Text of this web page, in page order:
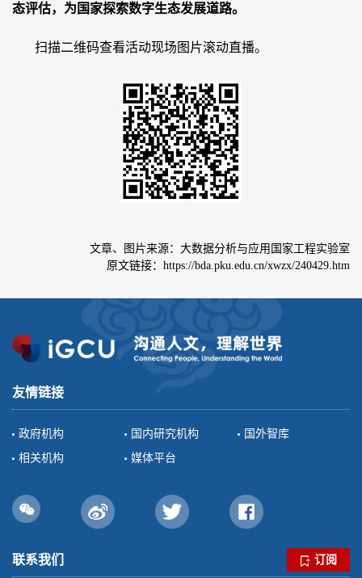
态评估，为国家探索数字生态发展道路。
扫描二维码查看活动现场图片滚动直播。
文章、图片来源：大数据分析与应用国家工程实验室
原文链接：https://bda.pku.edu.cn/xwzx/240429.htm
友情链接
政府机构 国内研究机构
国外智库
相关机构
媒体平台
联系我们 订阅